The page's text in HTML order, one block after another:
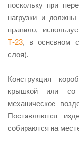
поскольку при
нагрузки и
правило,
Т-23, в основном
слоя).
Конструкция
крышкой или со
механическое
Поставляются
собираются на